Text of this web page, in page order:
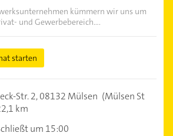
kümmern wir uns um
und Gewerbebereich....
starten
Str. 2,08132 Mülsen (Mülsen St
km
um 15:00